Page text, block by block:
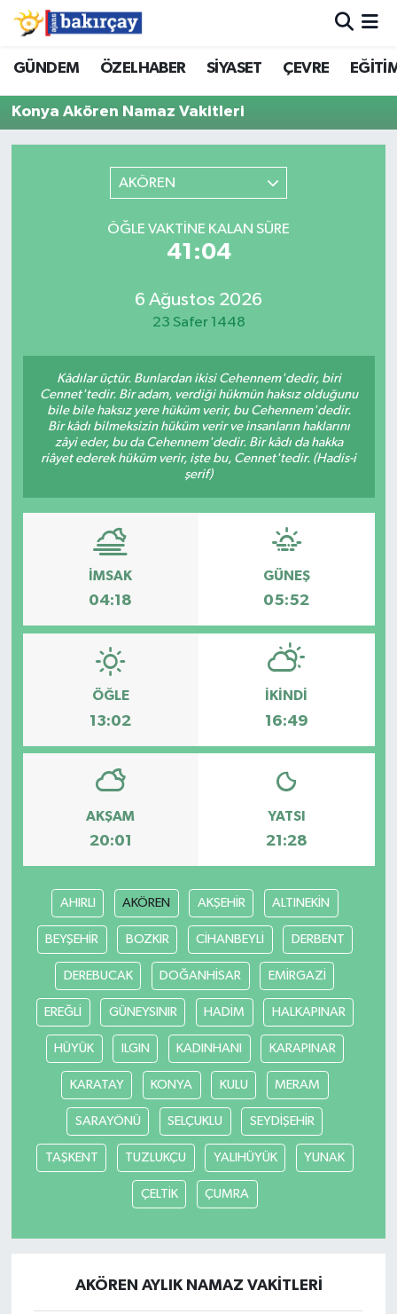
GÜNDEM ÖZELHABER SİYASET ÇEVRE
Konya Akören Namaz Vakitleri
AKÖREN
ÖĞLE VAKTINE KALAN SÜRE
41:04
6 Ağustos 2026
23 Safer 1448
Kâdılar üçtür. Bunlardan ikisi Cehennem'dedir, biri
Cennet'tedir. Bir adam, verdiği hükmün haksız olduğunu
bile bile haksız yere hüküm verir, bu Cehennem'dedir.
Bir kâdı bilmeksizin hüküm verir ve insanların haklarını
zâyi eder, bu da Cehennem'dedir. Bir kâdı da hakka
riâyet ederek hüküm verir, işte bu, Cennet'tedir. (Hadis-i
şerif)
İMSAK
04:18
GÜNEŞ
05:52
ÖĞLE
13:02
İKINDI
16:49
AKŞAM
20:01
YATSI
21:28
AHIRLI AKÖREN AKŞEHİR ALTINEKİN
BEYŞEHİR BOZKIR CİHANBEYLİ DERBENT
DEREBUCAK DOĞANHİSAR EMİRGAZİ
EREĞLİ GÜNEYSINIR HADİM HALKAPINAR
HÜYÜK ILGIN KADINHANI KARAPINAR
KARATAY KONYA KULU MERAM
SARAYÖNÜ SELÇUKLU SEYDİŞEHİR
TAŞKENT TUZLUKÇU YALIHÜYÜK YUNAK
ÇELTİK ÇUMRA
AKÖREN AYLIK NAMAZ VAKITLERI
İzmir Nöbetçi Eczaneler
İzmir Hava Durumu
İzmir Trafik Yoğunluk Haritası
Süper Lig Puan Durumu ve Fikstür
Tüm Manşetler
Haber Arşivi